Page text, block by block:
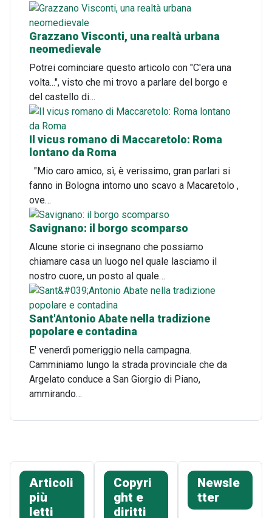
Grazzano Visconti, una realtà urbana
neomedievale
Potrei cominciare questo articolo con "C'era una
volta...", visto che mi trovo a parlare del borgo e
del castello di…
Il vicus romano di Maccaretolo: Roma
lontano da Roma
"Mio caro amico, sì, è verissimo, gran parlari si
fanno in Bologna intorno uno scavo a Macaretolo ,
ove…
Savignano: il borgo scomparso
Alcune storie ci insegnano che possiamo
chiamare casa un luogo nel quale lasciamo il
nostro cuore, un posto al quale…
Sant'Antonio Abate nella tradizione
popolare e contadina
E' venerdì pomeriggio nella campagna.
Camminiamo lungo la strada provinciale che da
Argelato conduce a San Giorgio di Piano,
ammirando…
Articoli
più
letti
Copyri
ght e
diritti
Newsle
tter